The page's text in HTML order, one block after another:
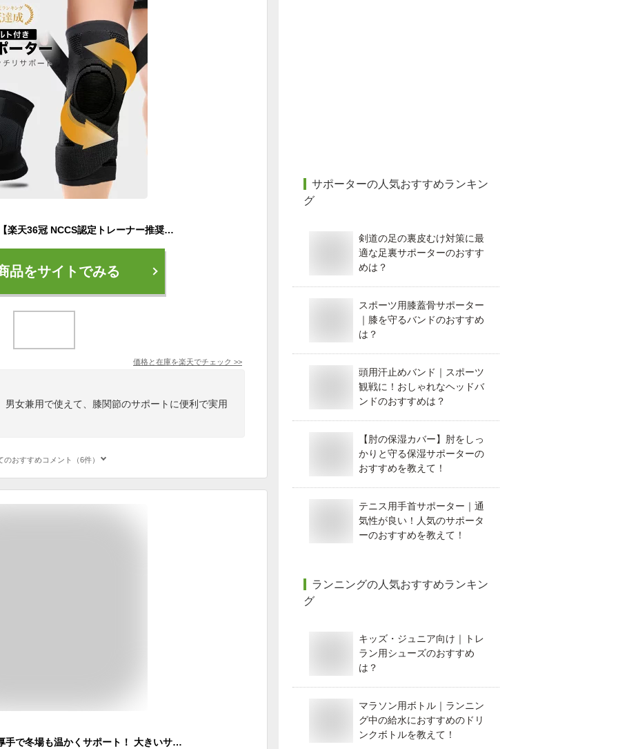
＼5%OFFクーポン／【楽天36冠 NCCS認定トレーナー推奨】 膝サポーター 大きい サイズ スポーツ 薄手 ひざ サポーター マジックテープ ランニング マラソン バスケ バレー メンズ レディース 女性用 靭帯 炎 半月板 ジャンパー 膝 関節 高齢者 転倒防止 軽減
品をサイトでみる
価格と在庫を楽天でチェック >>
女兼用で使えて、膝関節のサポートに便利で実用
のおすすめコメント（6件）
膝サポーター 大きめ厚手で冬場も温かくサポート！ 大きいサイズ スポーツ 加圧ベルト付き 怪我防止 衝撃保護 ランニング バスケ サッカー 膝固定 M L XL XXL 通気性 伸縮性 吸汗性 男女兼用 左右兼用 高齢者 レビュープレゼント
サポーターの人気おすすめランキン
グ
剣道の足の裏皮むけ対策に最
適な足裏サポーターのおすす
めは？
スポーツ用膝蓋骨サポーター
｜膝を守るバンドのおすすめ
は？
頭用汗止めバンド｜スポーツ
観戦に！おしゃれなヘッドバ
ンドのおすすめは？
【肘の保湿カバー】肘をしっ
かりと守る保湿サポーターの
おすすめを教えて！
テニス用手首サポーター｜通
気性が良い！人気のサポータ
ーのおすすめを教えて！
ランニングの人気おすすめランキン
グ
キッズ・ジュニア向け｜トレ
ラン用シューズのおすすめ
は？
マラソン用ボトル｜ランニン
グ中の給水におすすめのドリ
ンクボトルを教えて！